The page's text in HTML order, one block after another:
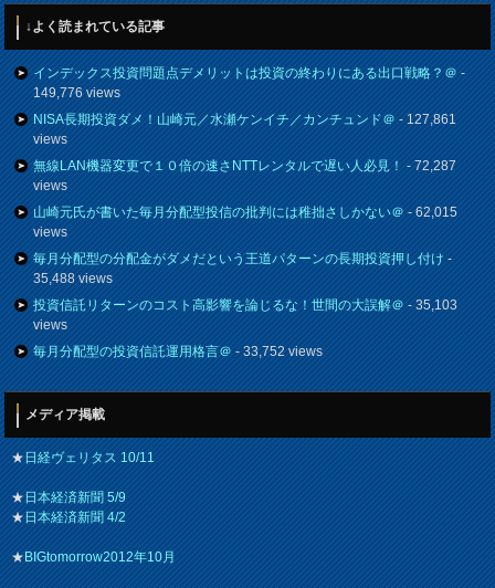
↓よく読まれている記事
インデックス投資問題点デメリットは投資の終わりにある出口戦略？＠-
149,776 views
NISA長期投資ダメ！山崎元／水瀬ケンイチ／カンチュンド＠- 127,861
views
無線LAN機器変更で１０倍の速さNTTレンタルで遅い人必見！- 72,287
views
山崎元氏が書いた毎月分配型投信の批判には稚拙さしかない＠- 62,015
views
毎月分配型の分配金がダメだという王道パターンの長期投資押し付け-
35,488 views
投資信託リターンのコスト高影響を論じるな！世間の大誤解＠- 35,103
views
毎月分配型の投資信託運用格言＠- 33,752 views
メディア掲載
★日経ヴェリタス 10/11
★日本経済新聞 5/9
★日本経済新聞 4/2
★BIGtomorrow2012年10月